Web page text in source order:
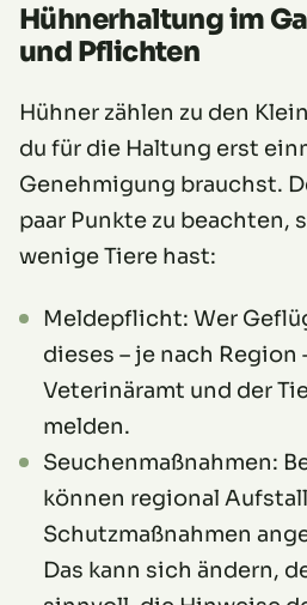
Hühnerhaltung im
und Pflichten
Hühner zählen zu den
du für die Haltung erst
Genehmigung brauchst.
paar Punkte zu beachten,
wenige Tiere hast:
Meldepflicht: Wer
dieses – je nach Region
Veterinäramt und der
melden.
Seuchenmaßnahmen:
können regional
Schutzmaßnahmen
Das kann sich ändern,